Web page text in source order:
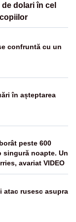
dolari în cel
confruntă cu un
în așteptarea
peste 600
singură noapte. Un
avariat VIDEO
atac rusesc asupra